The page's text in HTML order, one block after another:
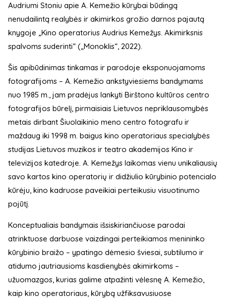
Audriumi Stoniu apie A. Kemežio kūrybai būdingą
nenudailintą realybės ir akimirkos grožio darnos pajautą
knygoje „Kino operatorius Audrius Kemežys. Akimirksnis
spalvoms suderinti“ („Monoklis“, 2022).
Šis apibūdinimas tinkamas ir parodoje eksponuojamoms
fotografijoms – A. Kemežio ankstyviesiems bandymams
nuo 1985 m., jam pradėjus lankyti Birštono kultūros centro
fotografijos būrelį, pirmaisiais Lietuvos nepriklausomybės
metais dirbant Šiuolaikinio meno centro fotografu ir
maždaug iki 1998 m. baigus kino operatoriaus specialybės
studijas Lietuvos muzikos ir teatro akademijos Kino ir
televizijos katedroje. A. Kemežys laikomas vienu unikaliausių
savo kartos kino operatorių ir didžiulio kūrybinio potencialo
kūrėju, kino kadruose paveikiai perteikusiu visuotinumo
pojūtį.
Konceptualiais bandymais išsiskiriančiuose parodai
atrinktuose darbuose vaizdingai perteikiamos menininko
kūrybinio braižo – ypatingo dėmesio šviesai, subtilumo ir
atidumo jautriausioms kasdienybės akimirkoms –
užuomazgos, kurias galime atpažinti vėlesnę A. Kemežio,
kaip kino operatoriaus, kūrybą užfiksavusiuose